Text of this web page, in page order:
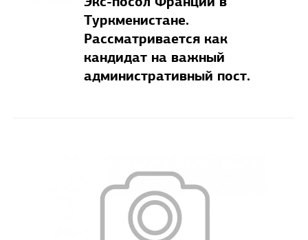
Туркменистане.
Рассматривается как
кандидат на важный
административный пост.